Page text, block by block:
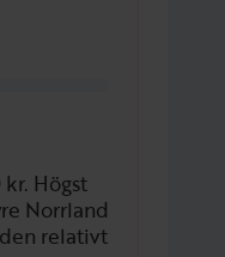
kr. Högst
Norrland
relativt